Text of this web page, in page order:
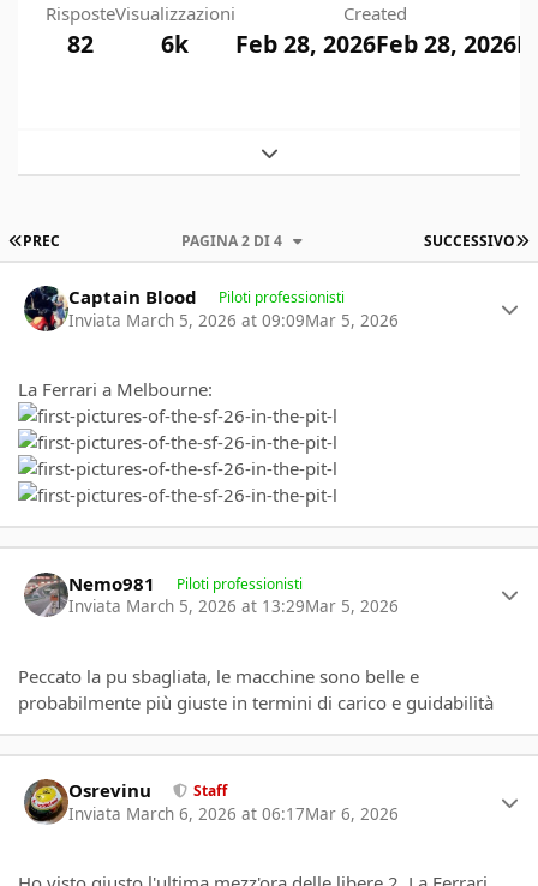
Risposte
82
Visualizzazioni
6k
Created
Feb 28, 2026Feb 28, 2026
Expand topic overview
PRIMA PAGINA
PREC SUCCESSIVO
PAGINA 2 DI 4
Captain Blood Piloti professionisti
Inviata March 5, 2026 at 09:09Mar 5, 2026
La Ferrari a Melbourne:
Nemo981 Piloti professionisti
Inviata March 5, 2026 at 13:29Mar 5, 2026
Peccato la pu sbagliata, le macchine sono belle e
probabilmente più giuste in termini di carico e guidabilità
Osrevinu Staff
Inviata March 6, 2026 at 06:17Mar 6, 2026